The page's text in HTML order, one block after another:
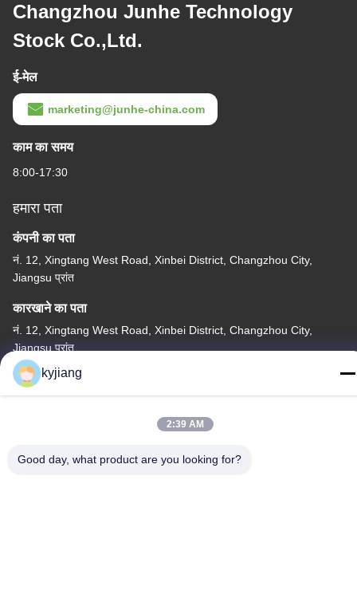
Changzhou Junhe Technology
Stock Co.,Ltd.
ई-मेल
marketing@junhe-china.com
काम का समय
8:00-17:30
हमारा पता
कंपनी का पता
नं. 12, Xingtang West Road, Xinbei District, Changzhou City,
Jiangsu प्रांत
कारखाने का पता
नं. 12, Xingtang West Road, Xinbei District, Changzhou City,
Jiangsu प्रांत
टेलीफोन
86-133-8280-7820
kyjiang
2:39 AM
Good day, what product are you looking for?